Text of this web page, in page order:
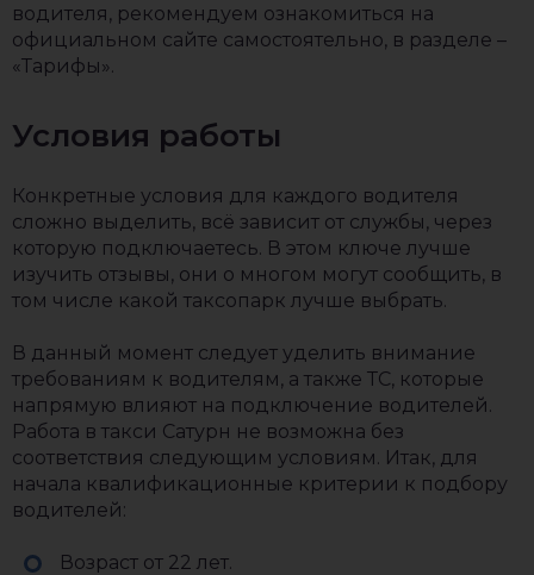
водителя, рекомендуем ознакомиться на
официальном сайте самостоятельно, в разделе –
«Тарифы».
Условия работы
Конкретные условия для каждого водителя
сложно выделить, всё зависит от службы, через
которую подключаетесь. В этом ключе лучше
изучить отзывы, они о многом могут сообщить, в
том числе какой таксопарк лучше выбрать.
В данный момент следует уделить внимание
требованиям к водителям, а также ТС, которые
напрямую влияют на подключение водителей.
Работа в такси Сатурн не возможна без
соответствия следующим условиям. Итак, для
начала квалификационные критерии к подбору
водителей:
Возраст от 22 лет.